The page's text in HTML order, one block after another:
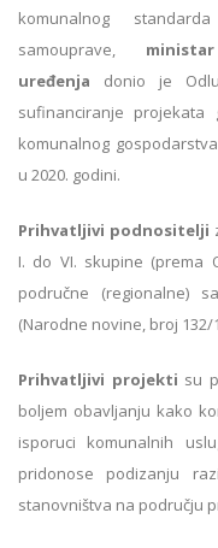
komunalnog
samouprave,
uređenja donio je
sufinanciranje
komunalnog
u 2020. godini.
Prihvatljivi podnositelji
I. do VI. skupine (prema
područne (regionalne)
(Narodne novine, broj 132/
Prihvatljivi projekti su
boljem obavljanju kako
isporuci komunalnih
pridonose podizanju
stanovništva na području